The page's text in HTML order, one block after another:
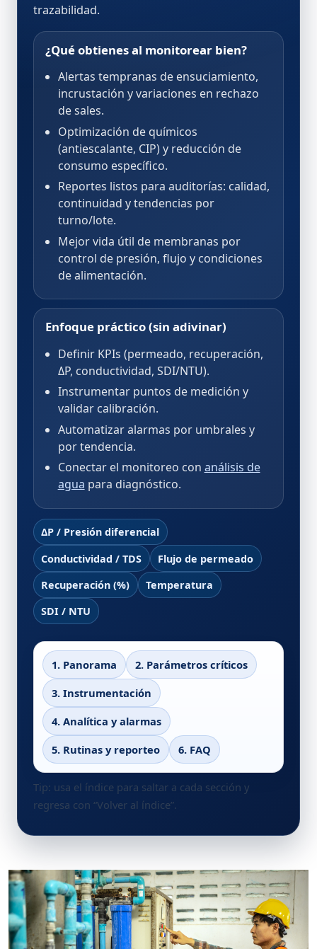
trazabilidad.
¿Qué obtienes al monitorear bien?
Alertas tempranas de ensuciamiento,
incrustación y variaciones en rechazo
de sales.
Optimización de químicos
(antiescalante, CIP) y reducción de
consumo específico.
Reportes listos para auditorías: calidad,
continuidad y tendencias por
turno/lote.
Mejor vida útil de membranas por
control de presión, flujo y condiciones
de alimentación.
Enfoque práctico (sin adivinar)
Definir KPIs (permeado, recuperación,
ΔP, conductividad, SDI/NTU).
Instrumentar puntos de medición y
validar calibración.
Automatizar alarmas por umbrales y
por tendencia.
Conectar el monitoreo con análisis de
agua para diagnóstico.
ΔP / Presión diferencial
Conductividad / TDS
Flujo de permeado
Recuperación (%)
Temperatura
SDI / NTU
1. Panorama
2. Parámetros críticos
3. Instrumentación
4. Analítica y alarmas
5. Rutinas y reporteo
6. FAQ
Tip: usa el índice para saltar a cada sección y
regresa con “Volver al índice”.